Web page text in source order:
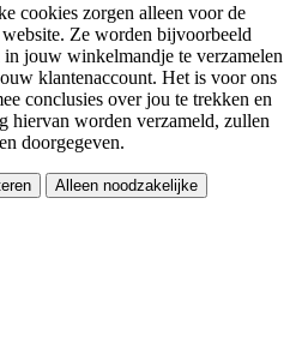
cookies zorgen alleen voor de
Ze worden bijvoorbeeld
jouw winkelmandje te verzamelen
klantenaccount. Het is voor ons
conclusies over jou te trekken en
hiervan worden verzameld, zullen
doorgegeven.
Alleen noodzakelijke